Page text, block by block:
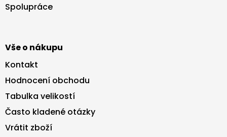
Spolupráce
Vše o nákupu
Kontakt
Hodnocení obchodu
Tabulka velikostí
Často kladené otázky
Vrátit zboží